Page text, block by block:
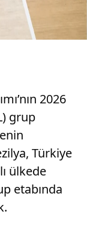
2026
grup
Türkiye
ülkede
etabında